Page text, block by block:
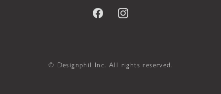
© Designphil Inc. All rights reserved.